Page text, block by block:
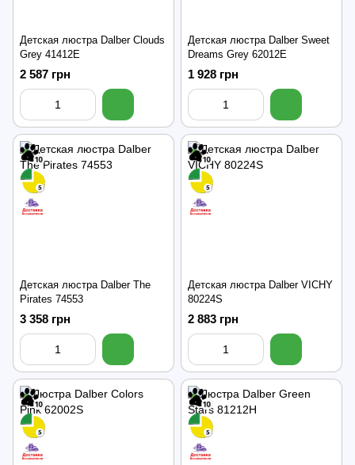
Детская люстра Dalber Clouds
Grey 41412E
2 587 грн
Детская люстра Dalber Sweet
Dreams Grey 62012E
1 928 грн
Детская люстра Dalber The
Pirates 74553
3 358 грн
Детская люстра Dalber VICHY
80224S
2 883 грн